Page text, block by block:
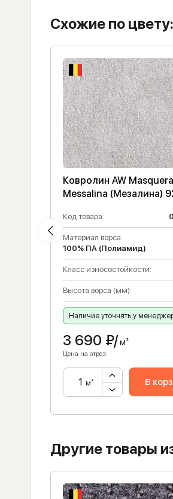
Схожие по цвету:
Ковролин AW
Messalina (Мезалина)
Код товара:
Материал ворса:
100% ПА (Полиамид)
Класс износостойкости:
Высота ворса (мм):
Наличие уточнять у
3 690 ₽/м²
Цена на отрез:
м² В
Другие товары